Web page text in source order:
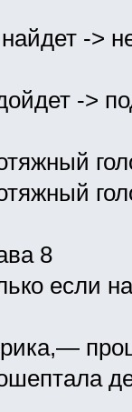
->
->
8
если